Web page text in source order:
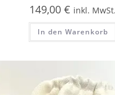
149,00€ inkl. MwSt.
In den Warenkorb